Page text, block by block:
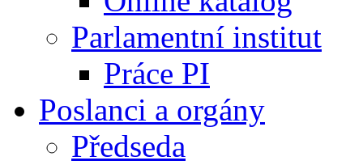
Parlamentní institut
Práce PI
Poslanci a orgány
Předseda